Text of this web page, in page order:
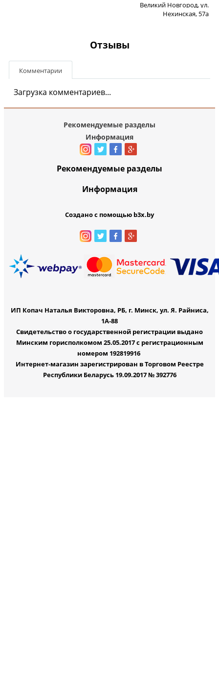
Великий Новгород, ул.
Нехинская, 57а
Отзывы
Комментарии
Загрузка комментариев...
Рекомендуемые разделы
Информация
Рекомендуемые разделы
Информация
Создано с помощью b3x.by
ИП Копач Наталья Викторовна, РБ, г. Минск, ул. Я. Райниса,
1А-88
Свидетельство о государственной регистрации выдано
Минским горисполкомом 25.05.2017 с регистрационным
номером 192819916
Интернет-магазин зарегистрирован в Торговом Реестре
Республики Беларусь 19.09.2017 № 392776